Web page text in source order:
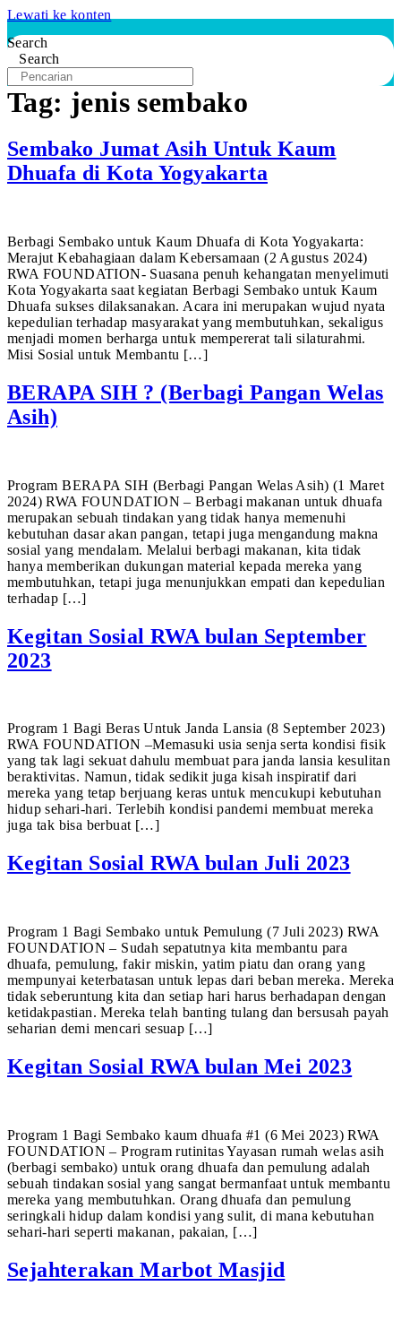
Lewati ke konten
Search
Search
Tag: jenis sembako
Sembako Jumat Asih Untuk Kaum
Dhuafa di Kota Yogyakarta
Berbagi Sembako untuk Kaum Dhuafa di Kota Yogyakarta:
Merajut Kebahagiaan dalam Kebersamaan (2 Agustus 2024)
RWA FOUNDATION- Suasana penuh kehangatan menyelimuti
Kota Yogyakarta saat kegiatan Berbagi Sembako untuk Kaum
Dhuafa sukses dilaksanakan. Acara ini merupakan wujud nyata
kepedulian terhadap masyarakat yang membutuhkan, sekaligus
menjadi momen berharga untuk mempererat tali silaturahmi.
Misi Sosial untuk Membantu […]
BERAPA SIH ? (Berbagi Pangan Welas
Asih)
Program BERAPA SIH (Berbagi Pangan Welas Asih) (1 Maret
2024) RWA FOUNDATION – Berbagi makanan untuk dhuafa
merupakan sebuah tindakan yang tidak hanya memenuhi
kebutuhan dasar akan pangan, tetapi juga mengandung makna
sosial yang mendalam. Melalui berbagi makanan, kita tidak
hanya memberikan dukungan material kepada mereka yang
membutuhkan, tetapi juga menunjukkan empati dan kepedulian
terhadap […]
Kegitan Sosial RWA bulan September
2023
Program 1 Bagi Beras Untuk Janda Lansia (8 September 2023)
RWA FOUNDATION –Memasuki usia senja serta kondisi fisik
yang tak lagi sekuat dahulu membuat para janda lansia kesulitan
beraktivitas. Namun, tidak sedikit juga kisah inspiratif dari
mereka yang tetap berjuang keras untuk mencukupi kebutuhan
hidup sehari-hari. Terlebih kondisi pandemi membuat mereka
juga tak bisa berbuat […]
Kegitan Sosial RWA bulan Juli 2023
Program 1 Bagi Sembako untuk Pemulung (7 Juli 2023) RWA
FOUNDATION – Sudah sepatutnya kita membantu para
dhuafa, pemulung, fakir miskin, yatim piatu dan orang yang
mempunyai keterbatasan untuk lepas dari beban mereka. Mereka
tidak seberuntung kita dan setiap hari harus berhadapan dengan
ketidakpastian. Mereka telah banting tulang dan bersusah payah
seharian demi mencari sesuap […]
Kegitan Sosial RWA bulan Mei 2023
Program 1 Bagi Sembako kaum dhuafa #1 (6 Mei 2023) RWA
FOUNDATION – Program rutinitas Yayasan rumah welas asih
(berbagi sembako) untuk orang dhuafa dan pemulung adalah
sebuah tindakan sosial yang sangat bermanfaat untuk membantu
mereka yang membutuhkan. Orang dhuafa dan pemulung
seringkali hidup dalam kondisi yang sulit, di mana kebutuhan
sehari-hari seperti makanan, pakaian, […]
Sejahterakan Marbot Masjid